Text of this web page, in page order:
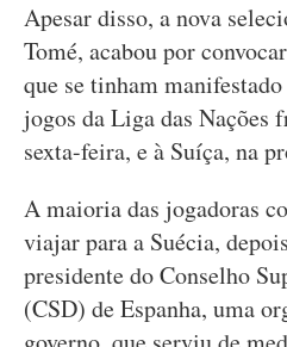
Apesar disso, a nova
Tomé, acabou por
que se tinham
jogos da Liga das Nações
sexta-feira, e à Suíça, na
A maioria das jogadoras
viajar para a Suécia,
presidente do Conselho
(CSD) de Espanha, uma